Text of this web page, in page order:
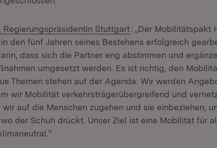
Regierungspräsidentin Stuttgart(Öffnet in neuem
: „Der Mobilitätspakt
den fünf Jahren seines Bestehens erfolgreich
dass sich die Partner eng abstimmen und
umgesetzt werden. Es ist richtig, den
Themen stehen auf der Agenda: Wir werden
wir Mobilität verkehrsträgerübergreifend und
auf die Menschen zugehen und sie einbeziehen,
der Schuh drückt. Unser Ziel ist eine Mobilität für